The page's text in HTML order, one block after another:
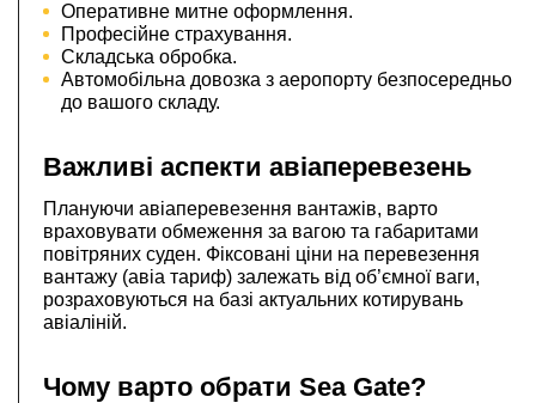
Оперативне митне оформлення.
Професійне страхування.
Складська обробка.
Автомобільна довозка з аеропорту безпосередньо
до вашого складу.
Важливі аспекти авіаперевезень
Плануючи авіаперевезення вантажів, варто
враховувати обмеження за вагою та габаритами
повітряних суден. Фіксовані ціни на перевезення
вантажу (авіа тариф) залежать від об’ємної ваги,
розраховуються на базі актуальних котирувань
авіаліній.
Чому варто обрати Sea Gate?